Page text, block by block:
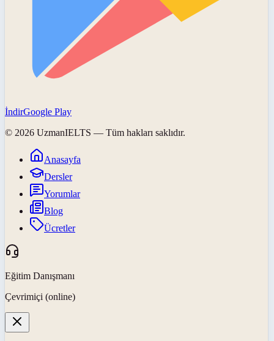
İndirGoogle Play
© 2026 UzmanIELTS — Tüm hakları saklıdır.
Anasayfa
Dersler
Yorumlar
Blog
Ücretler
Eğitim Danışmanı
Çevrimiçi (online)